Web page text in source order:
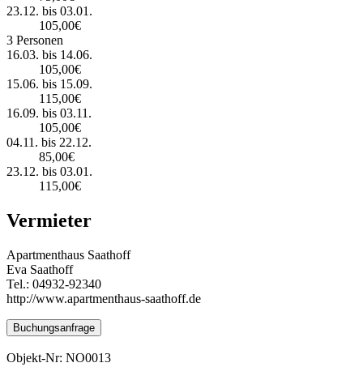
23.12. bis 03.01.
105,00€
3 Personen
16.03. bis 14.06.
105,00€
15.06. bis 15.09.
115,00€
16.09. bis 03.11.
105,00€
04.11. bis 22.12.
85,00€
23.12. bis 03.01.
115,00€
Vermieter
Apartmenthaus Saathoff
Eva Saathoff
Tel.: 04932-92340
http://www.apartmenthaus-saathoff.de
Buchungsanfrage
Objekt-Nr: NO0013